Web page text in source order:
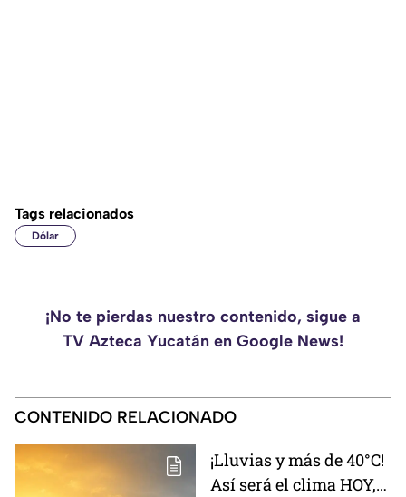
Tags relacionados
Dólar
¡No te pierdas nuestro contenido, sigue a
TV Azteca Yucatán en Google News!
CONTENIDO RELACIONADO
¡Lluvias y más de 40°C!
Así será el clima HOY,